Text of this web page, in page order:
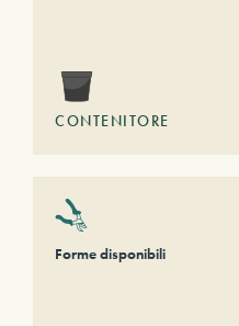
CONTENITORE
Forme disponibili